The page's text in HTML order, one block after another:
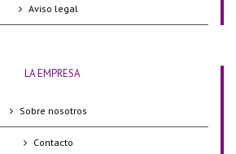
Aviso legal
LA EMPRESA
Sobre nosotros
Contacto